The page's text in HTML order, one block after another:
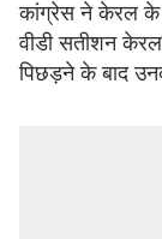
कांग्रेस ने केरल के
वीडी सतीशन
पिछड़ने के बाद